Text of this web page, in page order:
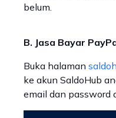
belum.
B. Jasa Bayar
Buka halaman
ke akun SaldoHub
email dan password